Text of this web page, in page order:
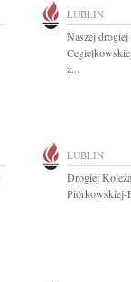
LUBLIN
Naszej
z...
LUBLIN
Drogiej
Piórkowskiej-